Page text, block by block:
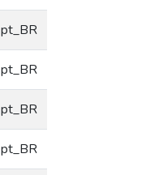
pt_BR
pt_BR
pt_BR
pt_BR